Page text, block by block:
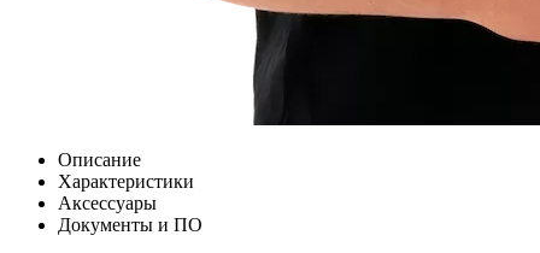
Описание
Характеристики
Аксессуары
Документы и ПО